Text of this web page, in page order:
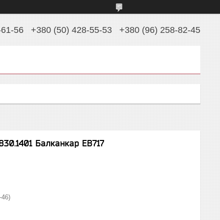
56 +380 (50) 428-55-53 +380 (96) 258-82-45
Балканкар ЕВ717
46)